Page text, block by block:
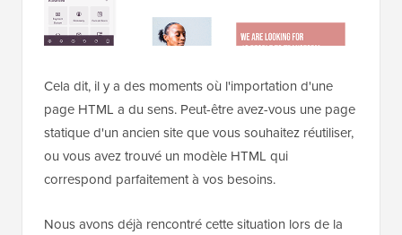
Cela dit, il y a des moments où l'importation d'une
page HTML a du sens. Peut-être avez-vous une page
statique d'un ancien site que vous souhaitez réutiliser,
ou vous avez trouvé un modèle HTML qui
correspond parfaitement à vos besoins.
Nous avons déjà rencontré cette situation lors de la